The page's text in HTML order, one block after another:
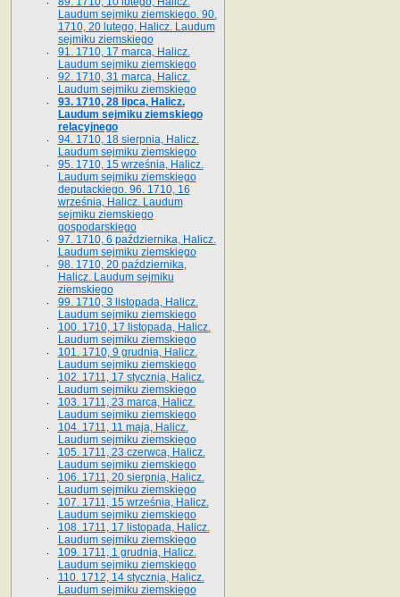
Laudum sejmiku ziemskiego. 90.
1710, 20 lutego, Halicz. Laudum
sejmiku ziemskiego
91. 1710, 17 marca, Halicz.
Laudum sejmiku ziemskiego
92. 1710, 31 marca, Halicz.
Laudum sejmiku ziemskiego
93. 1710, 28 lipca, Halicz.
Laudum sejmiku ziemskiego
relacyjnego
94. 1710, 18 sierpnia, Halicz.
Laudum sejmiku ziemskiego
95. 1710, 15 września, Halicz.
Laudum sejmiku ziemskiego
deputackiego. 96. 1710, 16
września, Halicz. Laudum
sejmiku ziemskiego
gospodarskiego
97. 1710, 6 października, Halicz.
Laudum sejmiku ziemskiego
98. 1710, 20 października,
Halicz. Laudum sejmiku
ziemskiego
99. 1710, 3 listopada, Halicz.
Laudum sejmiku ziemskiego
100. 1710, 17 listopada, Halicz.
Laudum sejmiku ziemskiego
101. 1710, 9 grudnia, Halicz.
Laudum sejmiku ziemskiego
102. 1711, 17 stycznia, Halicz.
Laudum sejmiku ziemskiego
103. 1711, 23 marca, Halicz.
Laudum sejmiku ziemskiego
104. 1711, 11 maja, Halicz.
Laudum sejmiku ziemskiego
105. 1711, 23 czerwca, Halicz.
Laudum sejmiku ziemskiego
106. 1711, 20 sierpnia, Halicz.
Laudum sejmiku ziemskiego
107. 1711, 15 września, Halicz.
Laudum sejmiku ziemskiego
108. 1711, 17 listopada, Halicz.
Laudum sejmiku ziemskiego
109. 1711, 1 grudnia, Halicz.
Laudum sejmiku ziemskiego
110. 1712, 14 stycznia, Halicz.
Laudum sejmiku ziemskiego